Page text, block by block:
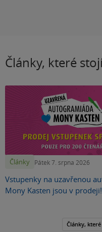
Články, které
Články Pátek 7. srpna 2026
Vstupenky na uzavřenou
Mony Kasten jsou v prodeji!
Články,